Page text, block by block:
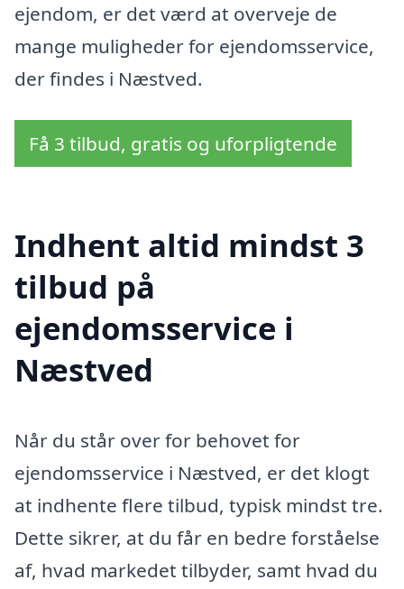
ejendom, er det værd at overveje de
mange muligheder for ejendomsservice,
der findes i Næstved.
Få 3 tilbud, gratis og uforpligtende
Indhent altid mindst 3
tilbud på
ejendomsservice i
Næstved
Når du står over for behovet for
ejendomsservice i Næstved, er det klogt
at indhente flere tilbud, typisk mindst tre.
Dette sikrer, at du får en bedre forståelse
af, hvad markedet tilbyder, samt hvad du